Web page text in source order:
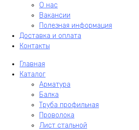
О нас
Вакансии
Полезная информация
Доставка и оплата
Контакты
Главная
Каталог
Арматура
Балка
Труба профильная
Проволока
Лист стальной